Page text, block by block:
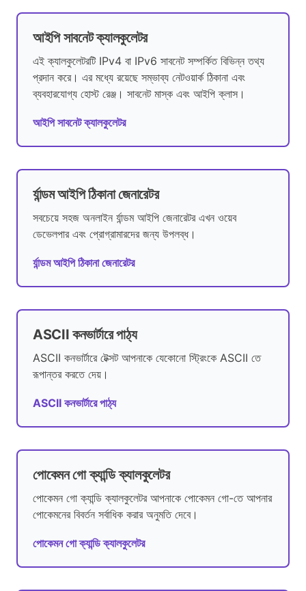
আইপি সাবনেট ক্যালকুলেটর
এই ক্যালকুলেটরটি IPv4 বা IPv6 সাবনেট সম্পর্কিত বিভিন্ন তথ্য
প্রদান করে। এর মধ্যে রয়েছে সম্ভাব্য নেটওয়ার্ক ঠিকানা এবং
ব্যবহারযোগ্য হোস্ট রেঞ্জ। সাবনেট মাস্ক এবং আইপি ক্লাস।
আইপি সাবনেট ক্যালকুলেটর
র্যান্ডম আইপি ঠিকানা জেনারেটর
সবচেয়ে সহজ অনলাইন র্যান্ডম আইপি জেনারেটর এখন ওয়েব
ডেভেলপার এবং প্রোগ্রামারদের জন্য উপলব্ধ।
র্যান্ডম আইপি ঠিকানা জেনারেটর
ASCII কনভার্টারে পাঠ্য
ASCII কনভার্টারে টেক্সট আপনাকে যেকোনো স্ট্রিংকে ASCII তে
রূপান্তর করতে দেয়।
ASCII কনভার্টারে পাঠ্য
পোকেমন গো ক্যান্ডি ক্যালকুলেটর
পোকেমন গো ক্যান্ডি ক্যালকুলেটর আপনাকে পোকেমন গো-তে আপনার
পোকেমনের বিবর্তন সর্বাধিক করার অনুমতি দেবে।
পোকেমন গো ক্যান্ডি ক্যালকুলেটর